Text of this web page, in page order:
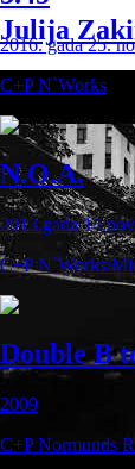
2016. gada 25.
C+P N`Works
N.O.A.
2013.gada
C+P N`Works/
Double B
2009
C+P Normunds
Julija